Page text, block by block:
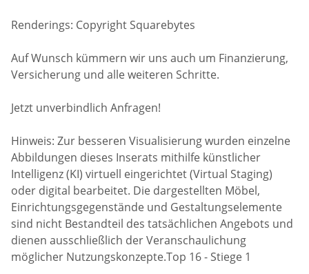
Renderings: Copyright Squarebytes
Auf Wunsch kümmern wir uns auch um Finanzierung,
Versicherung und alle weiteren Schritte.
Jetzt unverbindlich Anfragen!
Hinweis: Zur besseren Visualisierung wurden einzelne
Abbildungen dieses Inserats mithilfe künstlicher
Intelligenz (KI) virtuell eingerichtet (Virtual Staging)
oder digital bearbeitet. Die dargestellten Möbel,
Einrichtungsgegenstände und Gestaltungselemente
sind nicht Bestandteil des tatsächlichen Angebots und
dienen ausschließlich der Veranschaulichung
möglicher Nutzungskonzepte.Top 16 - Stiege 1